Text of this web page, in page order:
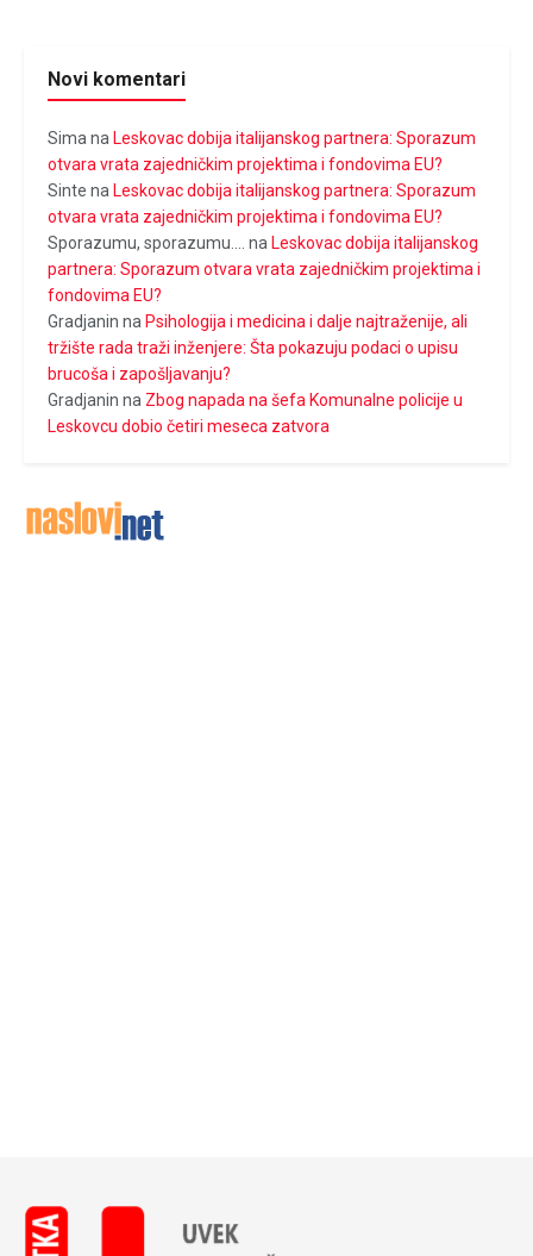
Novi komentari
Sima na Leskovac dobija italijanskog partnera: Sporazum
otvara vrata zajedničkim projektima i fondovima EU?
Sinte na Leskovac dobija italijanskog partnera: Sporazum
otvara vrata zajedničkim projektima i fondovima EU?
Sporazumu, sporazumu....
na Leskovac dobija italijanskog
partnera: Sporazum otvara vrata zajedničkim projektima i
fondovima EU?
Gradjanin na Psihologija i medicina i dalje najtraženije, ali
tržište rada traži inženjere: Šta pokazuju podaci o upisu
brucoša i zapošljavanju?
Gradjanin na Zbog napada na šefa Komunalne policije u
Leskovcu dobio četiri meseca zatvora